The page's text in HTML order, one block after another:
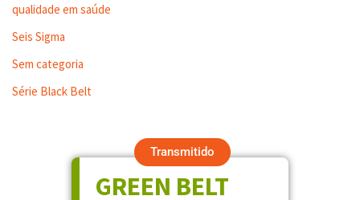
qualidade em saúde
Seis Sigma
Sem categoria
Série Black Belt
Transmitido
GREEN BELT